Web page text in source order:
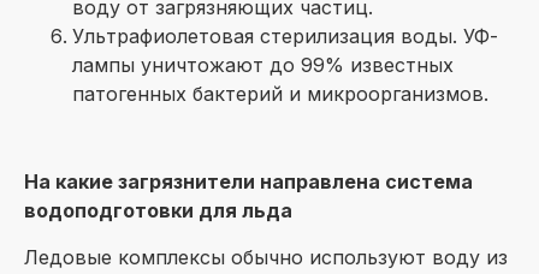
воду от загрязняющих частиц.
Ультрафиолетовая стерилизация воды. УФ-
лампы уничтожают до 99% известных
патогенных бактерий и микроорганизмов.
На какие загрязнители направлена система
водоподготовки для льда
Ледовые комплексы обычно используют воду из